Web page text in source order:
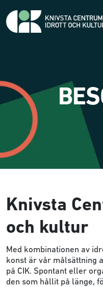
Knivsta
och kultur
Med kombinationen av
konst är vår målsättning
på CIK. Spontant eller
den som hållit på länge,